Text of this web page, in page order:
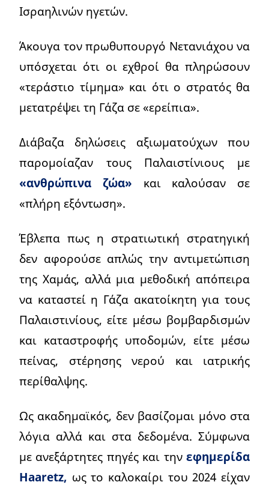
Ισραηλινών ηγετών.
Άκουγα τον πρωθυπουργό Νετανιάχου να
υπόσχεται ότι οι εχθροί θα πληρώσουν
«τεράστιο τίμημα» και ότι ο στρατός θα
μετατρέψει τη Γάζα σε «ερείπια».
Διάβαζα δηλώσεις αξιωματούχων που
παρομοίαζαν τους Παλαιστίνιους με
«ανθρώπινα ζώα» και καλούσαν σε
«πλήρη εξόντωση».
Έβλεπα πως η στρατιωτική στρατηγική
δεν αφορούσε απλώς την αντιμετώπιση
της Χαμάς, αλλά μια μεθοδική απόπειρα
να καταστεί η Γάζα ακατοίκητη για τους
Παλαιστινίους, είτε μέσω βομβαρδισμών
και καταστροφής υποδομών, είτε μέσω
πείνας, στέρησης νερού και ιατρικής
περίθαλψης.
Ως ακαδημαϊκός, δεν βασίζομαι μόνο στα
λόγια αλλά και στα δεδομένα. Σύμφωνα
με ανεξάρτητες πηγές και την εφημερίδα
Haaretz, ως το καλοκαίρι του 2024 είχαν